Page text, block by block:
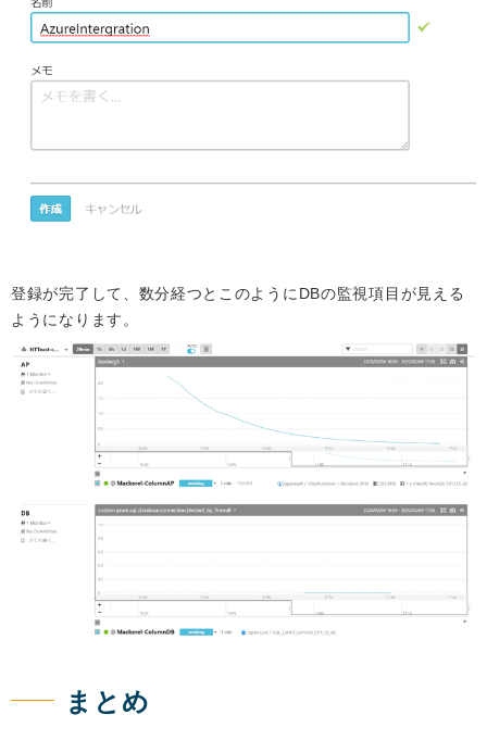
登録が完了して、数分経つとこのようにDBの監視項目が見える
ようになります。
まとめ